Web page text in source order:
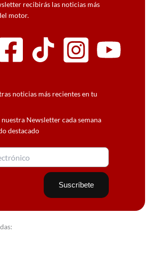
recibirás las noticias más
motor.
noticias más recientes en tu
nuestra Newsletter cada semana
destacado